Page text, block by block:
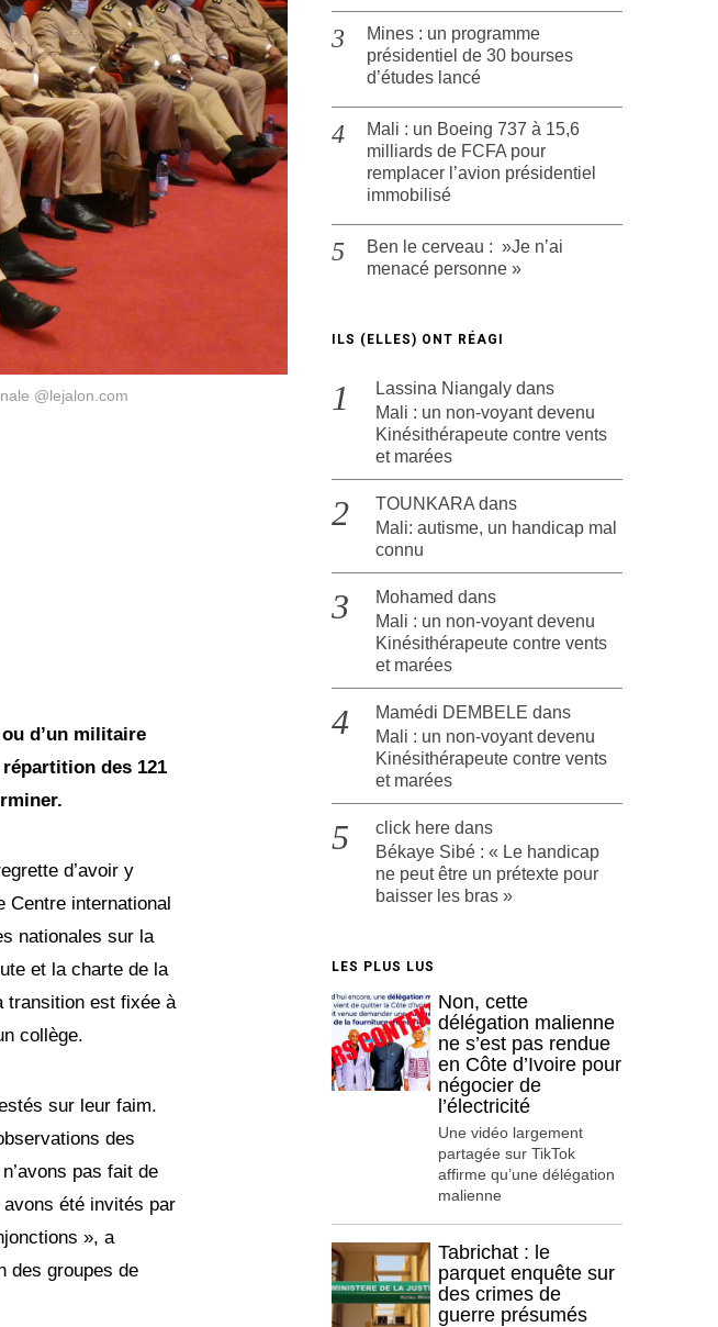
@lejalon.com
d’un militaire
des 121
d’avoir y
Centre international
nationales sur la
et la charte de la
transition est fixée à
collège.
sur leur faim.
des
pas fait de
avons été invités par
», a
des groupes de
Mines : un programme
présidentiel de 30 bourses
d’études lancé
Mali : un Boeing 737 à 15,6
milliards de FCFA pour
remplacer l’avion présidentiel
immobilisé
Ben le cerveau : »Je n’ai
menacé personne »
ILS (ELLES) ONT RÉAGI
Lassina Niangaly dans
Mali : un non-voyant devenu
Kinésithérapeute contre vents
et marées
TOUNKARA dans
Mali: autisme, un handicap mal
connu
Mohamed dans
Mali : un non-voyant devenu
Kinésithérapeute contre vents
et marées
Mamédi DEMBELE dans
Mali : un non-voyant devenu
Kinésithérapeute contre vents
et marées
click here dans
Békaye Sibé : « Le handicap
ne peut être un prétexte pour
baisser les bras »
LES PLUS LUS
Non, cette
délégation malienne
ne s’est pas rendue
en Côte d’Ivoire pour
négocier de
l’électricité
Une vidéo largement
partagée sur TikTok
affirme qu’une délégation
malienne
Tabrichat : le
parquet enquête sur
des crimes de
guerre présumés